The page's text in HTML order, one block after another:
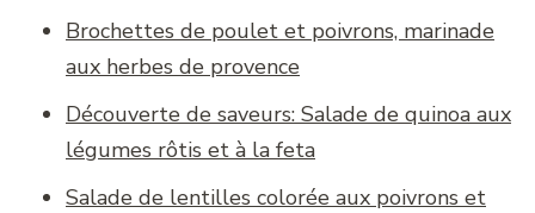
Brochettes de poulet et poivrons, marinade
aux herbes de provence
Découverte de saveurs: Salade de quinoa aux
légumes rôtis et à la feta
Salade de lentilles colorée aux poivrons et